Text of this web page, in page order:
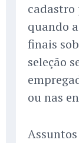
cadastro
quando
finais
seleção
ou nas